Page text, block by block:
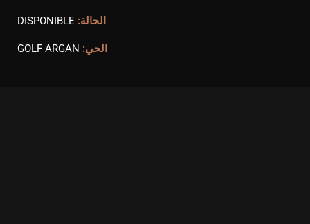
الحالة: DISPONIBLE
الحي: GOLF ARGAN